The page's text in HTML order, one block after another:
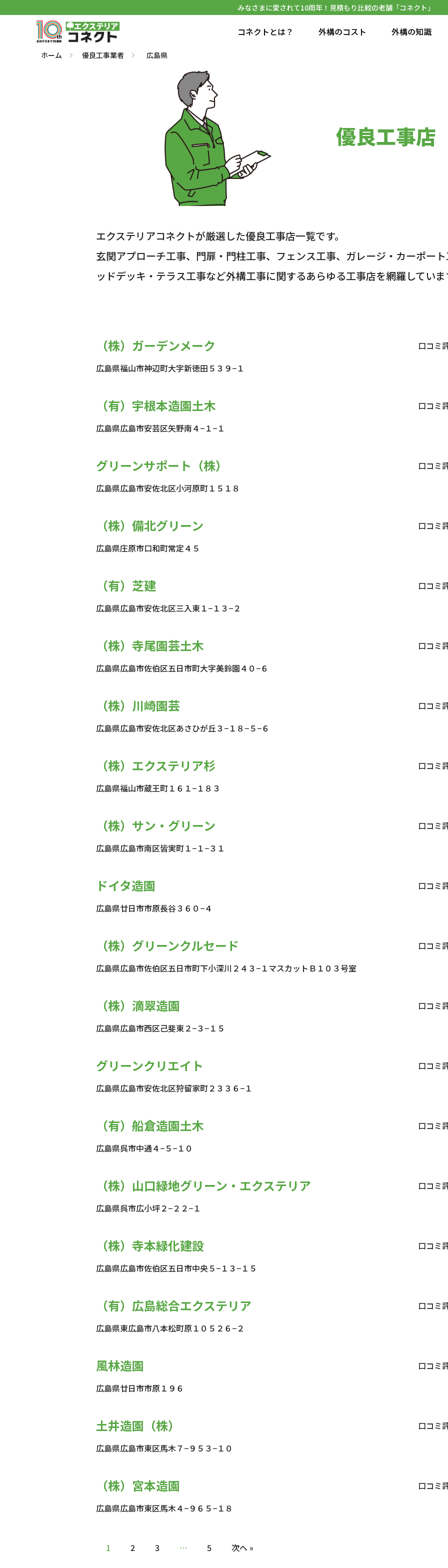
みなさまに愛されて10周年！見積もり比較の老舗「コネクト」
コネクトとは？ 外構のコスト 外構の知識
ホーム 優良工事業者 広島県
優良工事店
エクステリアコネクトが厳選した優良工事店一覧です。
玄関アプローチ工事、門扉・門柱工事、フェンス工事、ガレージ・カーポー
ッドデッキ・テラス工事など外構工事に関するあらゆる工事店を網羅していま
（株）ガーデンメーク 口コミ
広島県福山市神辺町大字新徳田５３９−１
（有）宇根本造園土木 口コミ
広島県広島市安芸区矢野南４−１−１
グリーンサポート（株） 口コミ
広島県広島市安佐北区小河原町１５１８
（株）備北グリーン 口コミ
広島県庄原市口和町常定４５
（有）芝建 口コミ
広島県広島市安佐北区三入東１−１３−２
（株）寺尾園芸土木 口コミ
広島県広島市佐伯区五日市町大字美鈴園４０−６
（株）川崎園芸 口コミ
広島県広島市安佐北区あさひが丘３−１８−５−６
（株）エクステリア杉 口コミ
広島県福山市蔵王町１６１−１８３
（株）サン・グリーン 口コミ
広島県広島市南区皆実町１−１−３１
ドイタ造園 口コミ
広島県廿日市市原長谷３６０−４
（株）グリーンクルセード 口コミ
広島県広島市佐伯区五日市町下小深川２４３−１マスカットＢ１０３号室
（株）滴翠造園 口コミ
広島県広島市西区己斐東２−３−１５
グリーンクリエイト 口コミ
広島県広島市安佐北区狩留家町２３３６−１
（有）船倉造園土木 口コミ
広島県呉市中通４−５−１０
（株）山口緑地グリーン・エクステリア 口コミ
広島県呉市広小坪２−２２−１
（株）寺本緑化建設 口コミ
広島県広島市佐伯区五日市中央５−１３−１５
（有）広島総合エクステリア 口コミ
広島県東広島市八本松町原１０５２６−２
風林造園 口コミ
広島県廿日市市原１９６
土井造園（株） 口コミ
広島県広島市東区馬木７−９５３−１０
（株）宮本造園 口コミ
広島県広島市東区馬木４−９６５−１８
1 2 3 … 5 次へ »